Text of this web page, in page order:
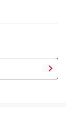
スＩＩ